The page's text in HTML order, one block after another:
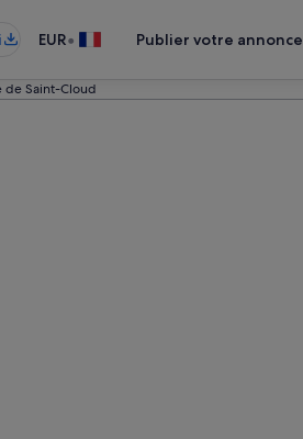
EUR• Publier votre annonce
de Saint-Cloud